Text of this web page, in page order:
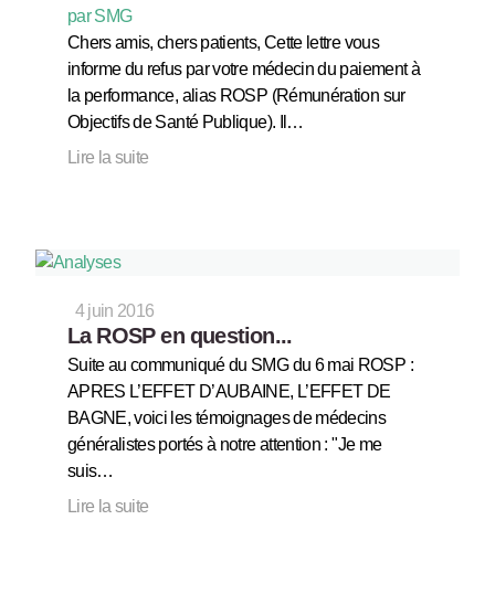
par SMG
Chers amis, chers patients, Cette lettre vous
informe du refus par votre médecin du paiement à
la performance, alias ROSP (Rémunération sur
Objectifs de Santé Publique). Il…
Lire la suite
4 juin 2016
La ROSP en question...
Suite au communiqué du SMG du 6 mai ROSP :
APRES L’EFFET D’AUBAINE, L’EFFET DE
BAGNE, voici les témoignages de médecins
généralistes portés à notre attention : "Je me
suis…
Lire la suite